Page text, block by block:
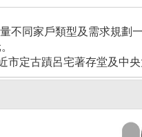
不同家戶類型及需求規劃
定古蹟呂宅著存堂及中央